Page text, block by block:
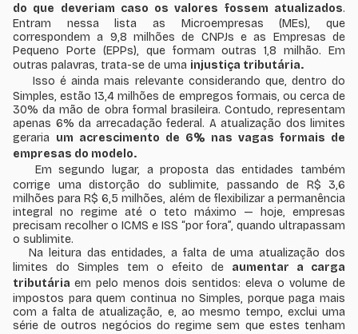
do que deveriam caso os valores fossem atualizados.
Entram nessa lista as Microempresas (MEs), que
correspondem a 9,8 milhões de CNPJs e as Empresas de
Pequeno Porte (EPPs), que formam outras 1,8 milhão. Em
outras palavras, trata-se de uma injustiça tributária.
Isso é ainda mais relevante considerando que, dentro do
Simples, estão 13,4 milhões de empregos formais, ou cerca de
30% da mão de obra formal brasileira. Contudo, representam
apenas 6% da arrecadação federal. A atualização dos limites
geraria um acrescimento de 6% nas vagas formais de
empresas do modelo.
Em segundo lugar, a proposta das entidades também
corrige uma distorção do sublimite, passando de R$ 3,6
milhões para R$ 6,5 milhões, além de flexibilizar a permanência
integral no regime até o teto máximo — hoje, empresas
precisam recolher o ICMS e ISS “por fora”, quando ultrapassam
o sublimite.
Na leitura das entidades, a falta de uma atualização dos
limites do Simples tem o efeito de aumentar a carga
tributária em pelo menos dois sentidos: eleva o volume de
impostos para quem continua no Simples, porque paga mais
com a falta de atualização, e, ao mesmo tempo, exclui uma
série de outros negócios do regime sem que estes tenham